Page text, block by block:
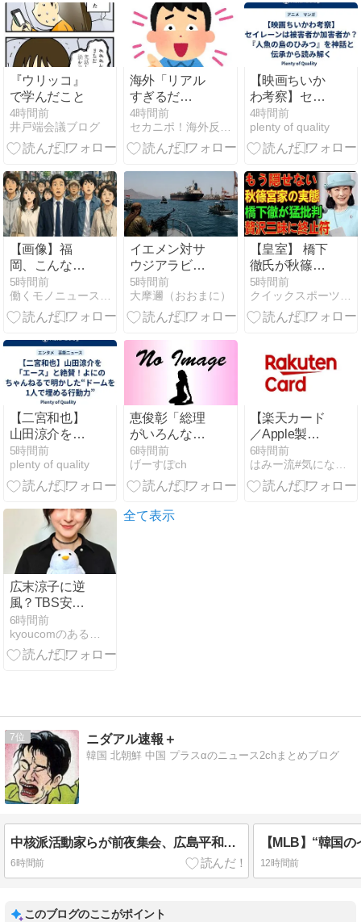
門」文字列を
仕込み処分さ
れる【海外の
反応】
おみやげ案内
『ウリッコ』
で学んだこと
4時間前
井戸端会議ブログ
海外「リアル
すぎるだ
ろ・・・」日
本にあるテー
マパークを訪
リアル過ぎて
頭を強打して
しまうｗｗ
【海外の反
応】
4時間前
セカニポ！海外反応の解説とまとめ
​【映画ちいか
わ考察】セイ
レーンは被害
者か加害者
か？『人魚の
を神話と伝承
から読み解く
4時間前
plenty of quality
【画像】福
岡、こんなの
が普通に走っ
てるｗｗｗｗ
ｗｗｗｗｗｗ
5時間前
働くモノニュース:人生VIP職人ブログw
イエメン対サ
ウジアラビ
ア：締め付け
と非対称対応
戦略
5時間前
大摩邇（おおまに）
【皇室】 橋下
徹氏が秋篠宮
家への怒り爆
発！
5時間前
クイックスポーツNEWS
​【二宮和也】
山田涼介を
「エース」と
絶賛！よにの
ちゃんねるで
ムを1人で埋
める行動力”
5時間前
plenty of quality
恵俊彰「総理
がいろんなと
ころに足を運
べばクーラー
が…」 高市首
の視察直前に
6時間前
げーすぽch
【楽天カード
／Apple製品
の24回無金利
分割に対応】
対象店舗や条
6時間前
はみー流#気になるニュース
広末涼子に逆
風？TBS安住
アナも「いろ
いろ意見はあ
ると」絶妙な
6時間前
全て表示
7 ニダアル速報＋
韓国 北朝鮮 中国 プラスαのニュース2chまとめブログ
中核派活動家らが前夜集会、広島平和記念公園からデモ行進「中国侵略戦争、世界核戦争を止めよう！」と絶叫 [8/6] [ばーど★]
6時間前 12時間前
このブログのここがポイント